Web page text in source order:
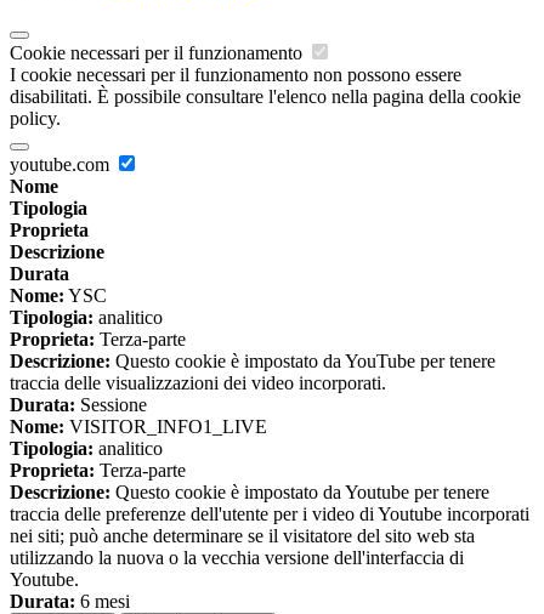
Cookie necessari per il funzionamento
I cookie necessari per il funzionamento non possono essere
disabilitati. È possibile consultare l'elenco nella pagina della cookie
policy.
youtube.com
Nome
Tipologia
Proprieta
Descrizione
Durata
Nome: YSC
Tipologia: analitico
Proprieta: Terza-parte
Descrizione: Questo cookie è impostato da YouTube per tenere
traccia delle visualizzazioni dei video incorporati.
Durata: Sessione
Nome: VISITOR_INFO1_LIVE
Tipologia: analitico
Proprieta: Terza-parte
Descrizione: Questo cookie è impostato da Youtube per tenere
traccia delle preferenze dell'utente per i video di Youtube incorporati
nei siti; può anche determinare se il visitatore del sito web sta
utilizzando la nuova o la vecchia versione dell'interfaccia di
Youtube.
Durata: 6 mesi